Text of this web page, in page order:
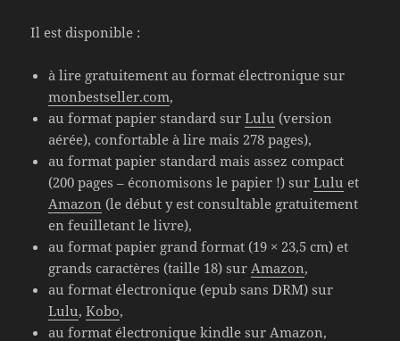
Il est disponible :
à lire gratuitement au format électronique sur
monbestseller.com,
au format papier standard surLulu (version
aérée), confortable à lire mais 278 pages),
au format papier standard mais assez compact
(200 pages – économisons le papier !) surLulu et
Amazon (le début y est consultable gratuitement
en feuilletant le livre),
au format papier grand format (19 × 23,5 cm) et
grands caractères (taille 18) surAmazon,
au format électronique (epub sans DRM) sur
Lulu,Kobo,
au format électronique kindle surAmazon,